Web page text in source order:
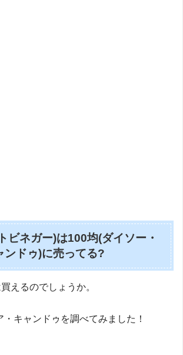
ビネガー)は100均(ダイソー・
ンドゥ)に売ってる?
えるのでしょうか。
・キャンドゥを調べてみました！